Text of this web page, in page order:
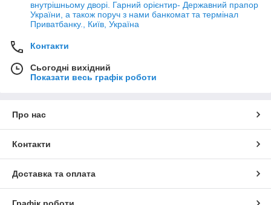
внутрішньому дворі. Гарний орієнтир- Державний прапор
України, а також поруч з нами банкомат та термінал
Приватбанку., Київ, Україна
Контакти
Сьогодні вихідний
Показати весь графік роботи
Про нас
Контакти
Доставка та оплата